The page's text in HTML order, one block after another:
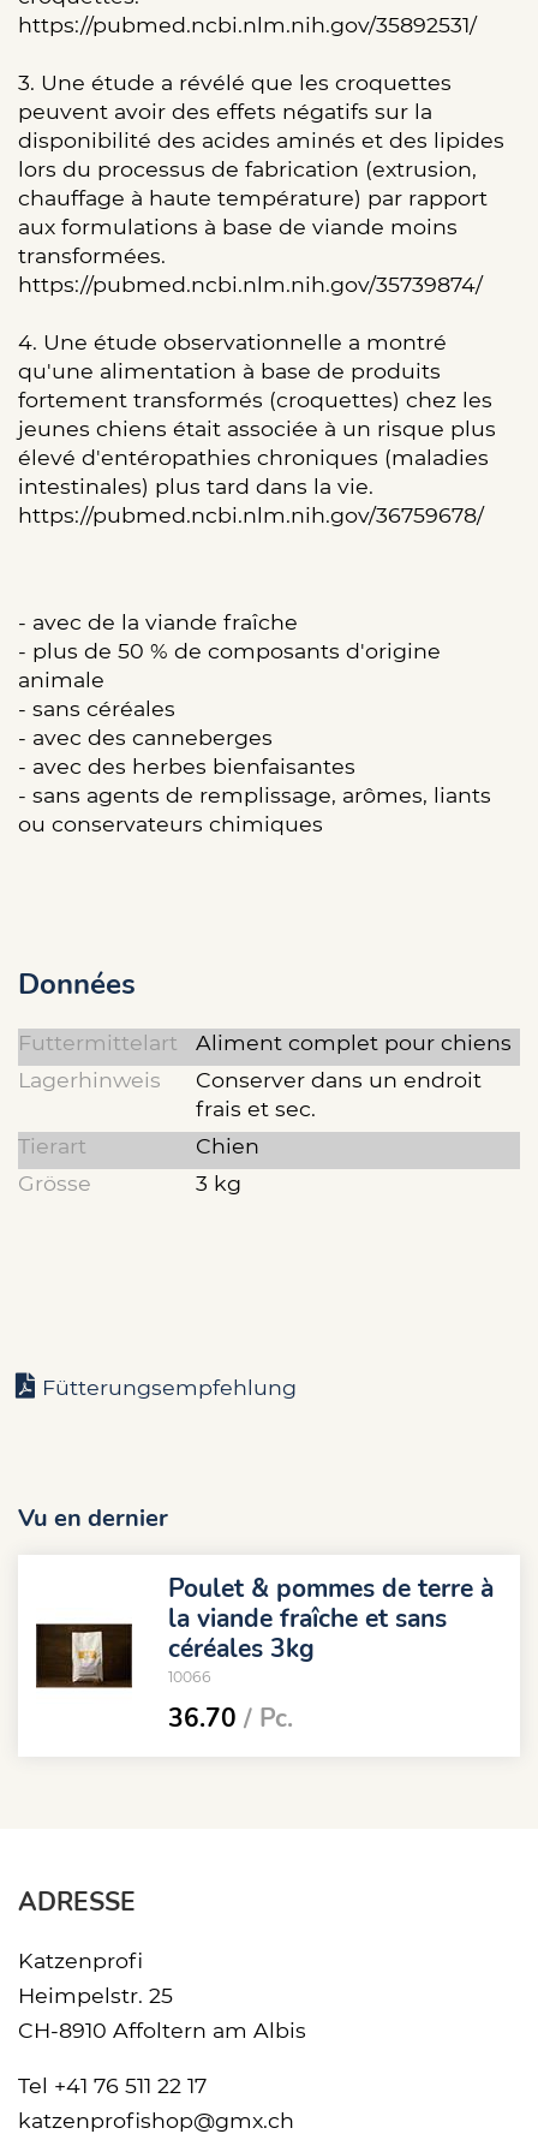
https://pubmed.ncbi.nlm.nih.gov/35892531/
3. Une étude a révélé que les croquettes
peuvent avoir des effets négatifs sur la
disponibilité des acides aminés et des lipides
lors du processus de fabrication (extrusion,
chauffage à haute température) par rapport
aux formulations à base de viande moins
transformées.
https://pubmed.ncbi.nlm.nih.gov/35739874/
4. Une étude observationnelle a montré
qu'une alimentation à base de produits
fortement transformés (croquettes) chez les
jeunes chiens était associée à un risque plus
élevé d'entéropathies chroniques (maladies
intestinales) plus tard dans la vie.
https://pubmed.ncbi.nlm.nih.gov/36759678/
- avec de la viande fraîche
- plus de 50 % de composants d'origine
animale
- sans céréales
- avec des canneberges
- avec des herbes bienfaisantes
- sans agents de remplissage, arômes, liants
ou conservateurs chimiques
Données
Futtermittelart
Aliment complet pour chiens
Lagerhinweis
Conserver dans un endroit
frais et sec.
Tierart
Chien
Grösse
3 kg
Fütterungsempfehlung
Vu en dernier
Poulet & pommes de terre à
la viande fraîche et sans
céréales 3kg
10066
36.70 / Pc.
ADRESSE
Katzenprofi
Heimpelstr. 25
CH-8910 Affoltern am Albis
Tel +41 76 511 22 17
katzenprofishop@gmx.ch